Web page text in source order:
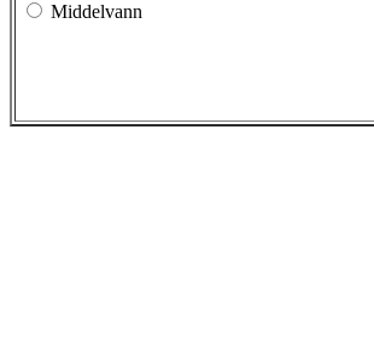
Middelvann